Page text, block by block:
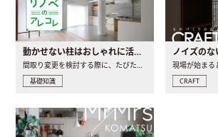
動かせない柱はおしゃれに活用！柱を魅せるリノベーション(リノベ)4選
間取り変更を検討する際に、たびたび皆さんの頭を悩ませる動か..
基礎知識
ノイズのな
CRAFT